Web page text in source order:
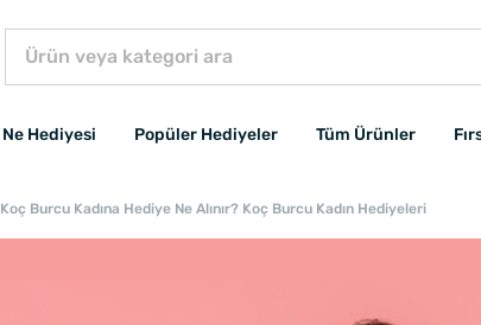
Ne Hediyesi Popüler Hediyeler Tüm Ürünler
Koç Burcu Kadına Hediye Ne Alınır? Koç Burcu Kadın Hediyeleri